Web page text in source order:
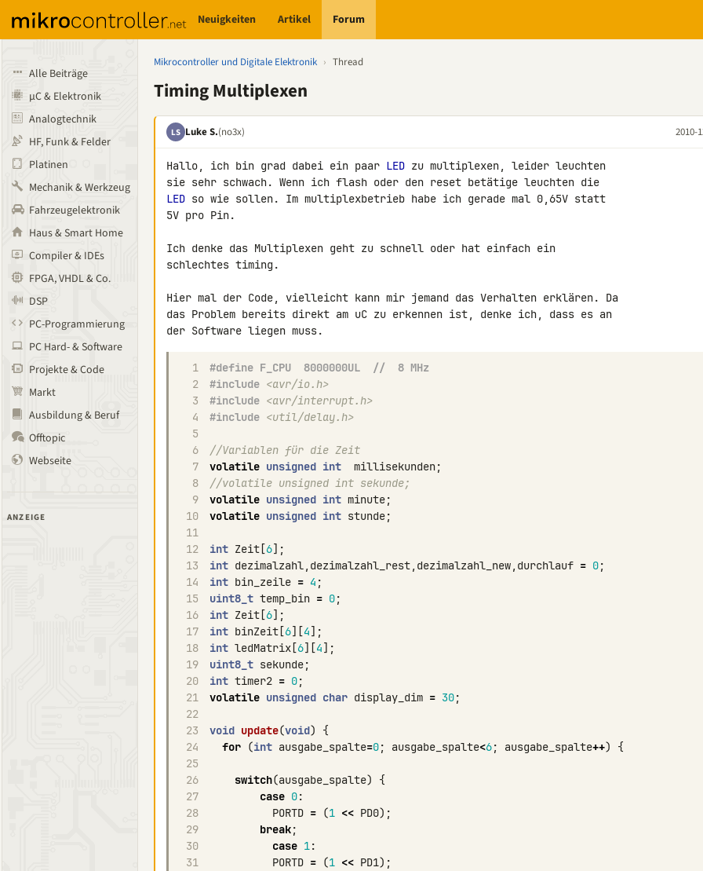
Neuigkeiten Artikel Forum
Alle Beiträge
µC & Elektronik
Analogtechnik
HF, Funk & Felder
Platinen
Mechanik & Werkzeug
Fahrzeugelektronik
Haus & Smart Home
Compiler & IDEs
FPGA, VHDL & Co.
DSP
PC-Programmierung
PC Hard- & Software
Projekte & Code
Markt
Ausbildung & Beruf
Offtopic
Webseite
ANZEIGE
Mikrocontroller und Digitale Elektronik › Thread
Timing Multiplexen
LS Luke S.(no3x) 2010-
Hallo, ich bin grad dabei ein paar LED zu multiplexen, leider leuchten
LED so wie sollen. Im multiplexbetrieb habe ich gerade mal 0,65V statt
5V pro Pin.
Ich denke das Multiplexen geht zu schnell oder hat einfach ein
schlechtes timing.
Hier mal der Code, vielleicht kann mir jemand das Verhalten erklären. Da
das Problem bereits direkt am uC zu erkennen ist, denke ich, dass es an
1
#define F_CPU  8000000UL  //  8 MHz
2
#include <avr/io.h>
3
#include <avr/interrupt.h>
4
#include <util/delay.h>
5
6
//Variablen für die Zeit
7
volatile unsigned int millisekunden;
8
//volatile unsigned int sekunde;
9
volatile unsigned int minute;
10
volatile unsigned int stunde;
11
12
int Zeit [6];
13
int dezimalzahl, dezimalzahl_rest, dezimalzahl_new, durchlauf = 0;
14
int bin_zeile = 4 ;
15
uint8_t temp_bin = 0;
16
int Zeit [6];
17
int binZeit [6][4];
18
int ledMatrix [6][4];
19
uint8_t sekunde;
20
int timer2 = 0;
21
volatile unsigned char display_dim = 30;
22
23
void update(void)
{
24
for (int ausgabe_spalte=0; ausgabe_spalte<6; ausgabe_spalte++)
{
25
26
switch(ausgabe_spalte)
{
27
case 0:
28
PORTD = (1 << PD0);
29
break;
30
case 1:
31
PORTD = (1 << PD1);